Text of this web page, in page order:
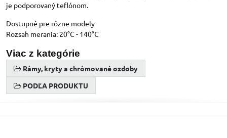
je podporovaný teflónom.
Dostupné pre rôzne modely
Rozsah merania: 20°C - 140°C
Viac z kategórie
Rámy, kryty a chrómované ozdoby
PODĽA PRODUKTU